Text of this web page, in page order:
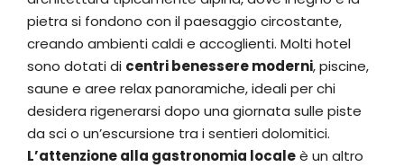
pietra si fondono con il paesaggio circostante,
creando ambienti caldi e accoglienti. Molti hotel
sono dotati di centri benessere moderni, piscine,
saune e aree relax panoramiche, ideali per chi
desidera rigenerarsi dopo una giornata sulle piste
da sci o un’escursione tra i sentieri dolomitici.
L’attenzione alla gastronomia localeè un altro